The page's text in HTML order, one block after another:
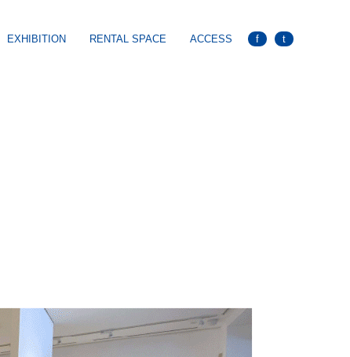
EXHIBITION RENTAL SPACE ACCESS f t